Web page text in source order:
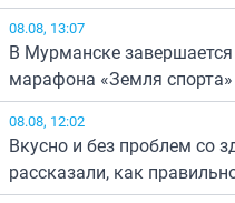
08.08, 13:07
В Мурманске
марафона «Земля спорта»
08.08, 12:02
Вкусно и без проблем со
рассказали, как